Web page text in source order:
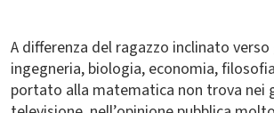
A differenza del ragazzo inclinato
ingegneria, biologia, economia,
portato alla matematica non trova nei